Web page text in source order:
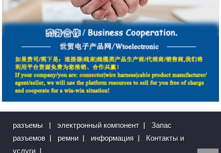
разъемы | электронный компонент |
Запас
разъемов | ремни | информация |
Контакты и
услуги |